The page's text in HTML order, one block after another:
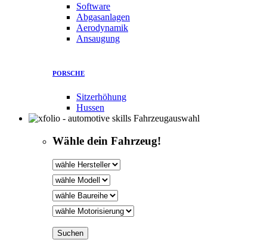
Software
Abgasanlagen
Aerodynamik
Ansaugung
PORSCHE
Sitzerhöhung
Hussen
Fahrzeugauswahl
Wähle dein Fahrzeug!